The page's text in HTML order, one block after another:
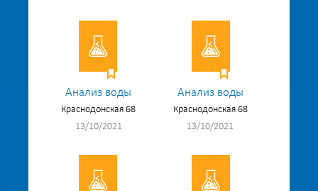
Анализ воды
Краснодонская 68
13/10/2021
Анализ воды
Краснодонская 68
13/10/2021